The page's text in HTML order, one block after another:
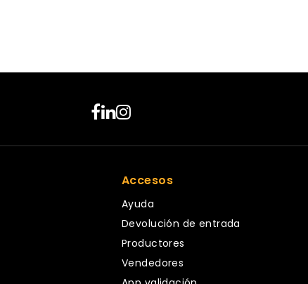
Accesos
Ayuda
Devolución de entrada
Productores
Vendedores